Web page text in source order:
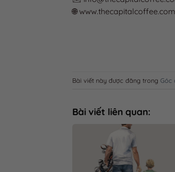
🌐 www.thecapitalcoffee.com
Bài viết này được đăng trong Góc
Bài viết liên quan: